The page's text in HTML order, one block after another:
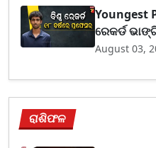
Youngest
ରେକର୍ଡ
August 03,
ରାଶିଫଳ